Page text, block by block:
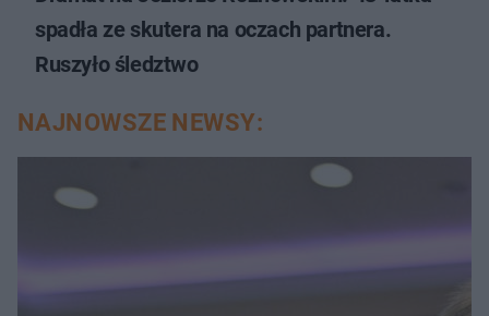
spadła ze skutera na oczach partnera.
Ruszyło śledztwo
NAJNOWSZE NEWSY: